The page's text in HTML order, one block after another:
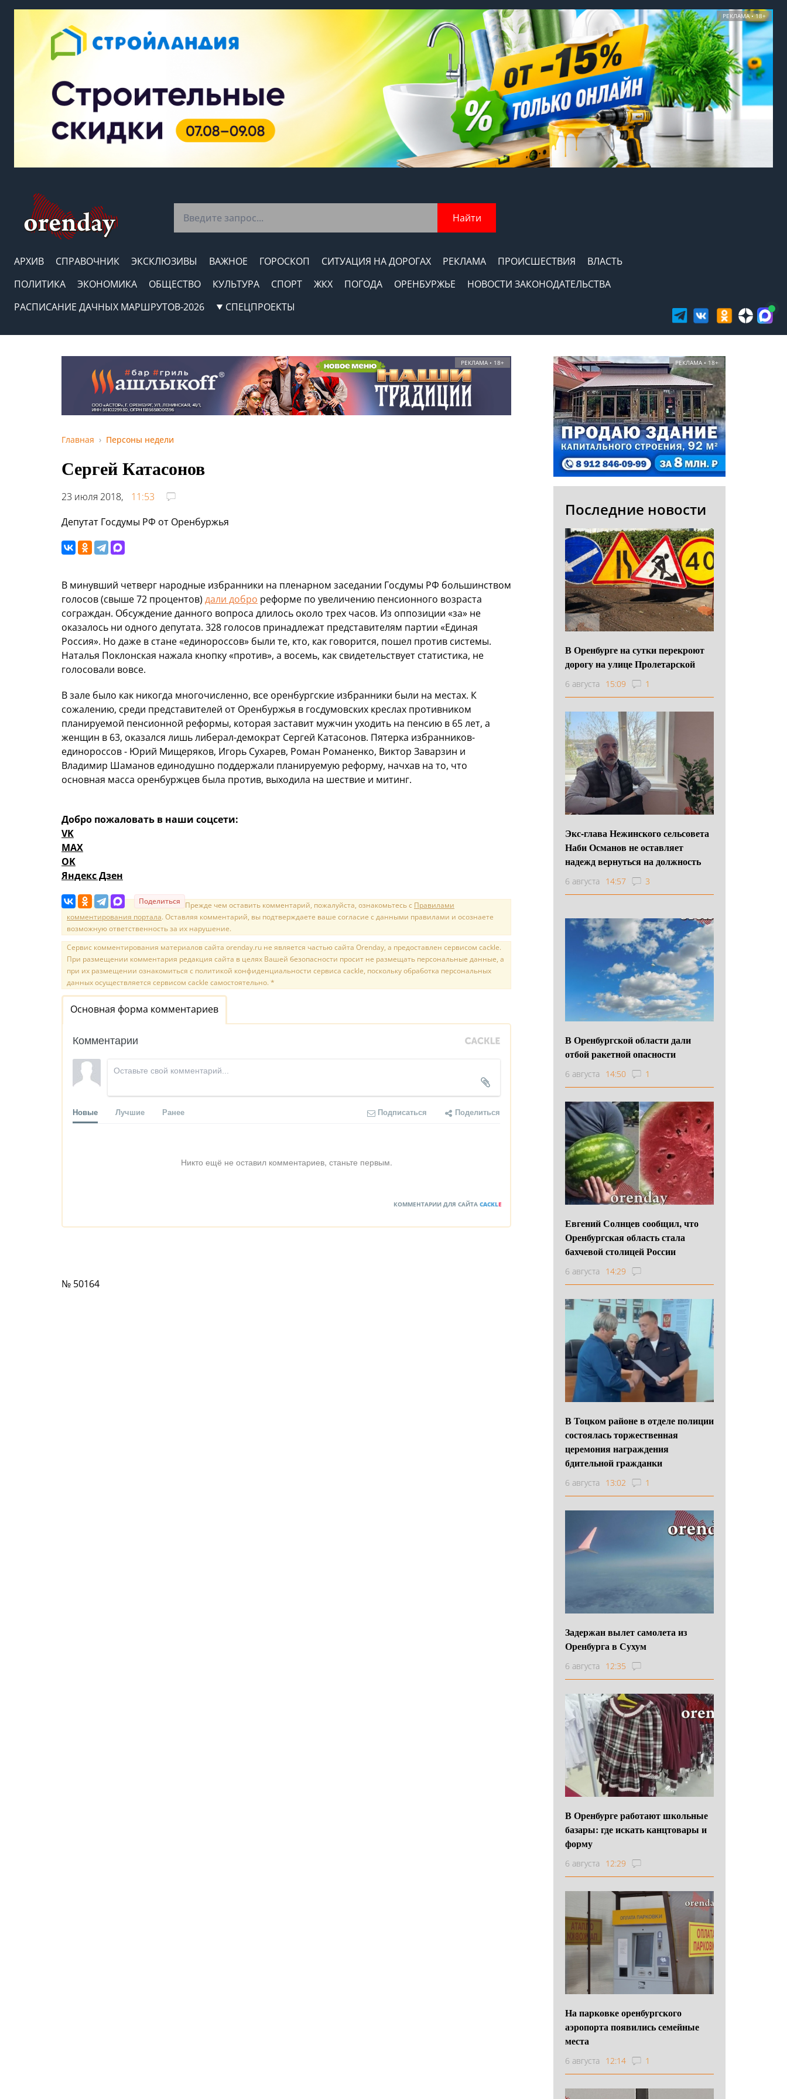
РЕКЛАМА • 18+
Найти
АРХИВ СПРАВОЧНИК ЭКСКЛЮЗИВЫ ВАЖНОЕ ГОРОСКОП СИТУАЦИЯ НА ДОРОГАХ РЕКЛАМА ПРОИСШЕСТВИЯ
ВЛАСТЬ
ПОЛИТИКА
ЭКОНОМИКА ОБЩЕСТВО КУЛЬТУРА СПОРТ ЖКХ ПОГОДА ОРЕНБУРЖЬЕ
НОВОСТИ ЗАКОНОДАТЕЛЬСТВА
РАСПИСАНИЕ ДАЧНЫХ МАРШРУТОВ-2026
СПЕЦПРОЕКТЫ
РЕКЛАМА • 18+
Главная Персоны недели
Сергей Катасонов
23 июля 2018,
11:53
Депутат Госдумы РФ от Оренбуржья
В минувший четверг народные избранники на пленарном заседании Госдумы РФ большинством
голосов (свыше 72 процентов) дали добро реформе по увеличению пенсионного возраста
сограждан. Обсуждение данного вопроса длилось около трех часов. Из оппозиции «за» не
оказалось ни одного депутата. 328 голосов принадлежат представителям партии «Единая
Россия». Но даже в стане «единороссов» были те, кто, как говорится, пошел против системы.
Наталья Поклонская нажала кнопку «против», а восемь, как свидетельствует статистика, не
голосовали вовсе.
В зале было как никогда многочисленно, все оренбургские избранники были на местах. К
сожалению, среди представителей от Оренбуржья в госдумовских креслах противником
планируемой пенсионной реформы, которая заставит мужчин уходить на пенсию в 65 лет, а
женщин в 63, оказался лишь либерал-демократ Сергей Катасонов. Пятерка избранников-
единороссов - Юрий Мищеряков, Игорь Сухарев, Роман Романенко, Виктор Заварзин и
Владимир Шаманов единодушно поддержали планируемую реформу, начхав на то, что
основная масса оренбуржцев была против, выходила на шествие и митинг.
Добро пожаловать в наши соцсети:
VK
MAX
OK
Яндекс Дзен
Поделиться Прежде чем оставить комментарий, пожалуйста, ознакомьтесь с Правилами
комментирования портала. Оставляя комментарий, вы подтверждаете ваше согласие с данными правилами и осознаете
возможную ответственность за их нарушение.
Сервис комментирования материалов сайта orenday.ru не является частью сайта Orenday, а предоставлен сервисом cackle.
При размещении комментария редакция сайта в целях Вашей безопасности просит не размещать персональные данные, а
при их размещении ознакомиться с политикой конфиденциальности сервиса cackle, поскольку обработка персональных
данных осуществляется сервисом cackle самостоятельно. *
Основная форма комментариев
Комментарии
Новые Лучшие Ранее Подписаться Поделиться
Никто ещё не оставил комментариев, станьте первым.
КОММЕНТАРИИ ДЛЯ САЙТА CACKLE
№ 50164
РЕКЛАМА • 18+
Последние новости
В Оренбурге на сутки перекроют
дорогу на улице Пролетарской
6 августа 15:09 1
Экс-глава Нежинского сельсовета
Наби Османов не оставляет
надежд вернуться на должность
6 августа 14:57 3
В Оренбургской области дали
отбой ракетной опасности
6 августа 14:50 1
Евгений Солнцев сообщил, что
Оренбургская область стала
бахчевой столицей России
6 августа 14:29
В Тоцком районе в отделе полиции
состоялась торжественная
церемония награждения
бдительной гражданки
6 августа 13:02 1
Задержан вылет самолета из
Оренбурга в Сухум
6 августа 12:35
В Оренбурге работают школьные
базары: где искать канцтовары и
форму
6 августа 12:29
На парковке оренбургского
аэропорта появились семейные
места
6 августа 12:14 1